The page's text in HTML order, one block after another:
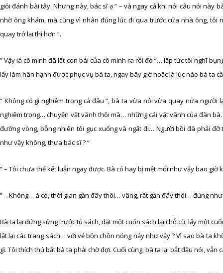
giỏi đánh bài tây. Nhưng này, bác sĩ ạ ” – và ngay cả khi nói câu nói này
nhờ ông khám, mà cũng vì nhân đúng lúc đi qua trước cửa nhà ông,
quay trở lại thì hơn “.
” Vậy là cô mình đã lật con bài của cô mình ra rồi đó “… lập tức tôi nghĩ
lấy làm hân hạnh được phục vụ bà ta, ngay bây giờ hoặc là lúc nào bà ta
” Không có gì nghiêm trọng cả đâu “, bà ta vừa nói vừa quay nửa
nghiêm trọng… chuyện vặt vãnh thôi mà… những cái vặt vãnh của đàn
đường vòng, bỗng nhiên tôi gục xuống và ngất đi… Người bồi đã phải
như vậy không, thưa bác sĩ ? “
” – Tôi chưa thể kết luận ngay được. Bà có hay bị mệt mỏi như vậy bao giờ
” – Không… à có, thời gian gần đây thôi… vâng, rất gần đây thôi… đúng
Bà ta lại đứng sững trước tủ sách, đặt một cuốn sách lại chỗ cũ, lấy một
lật lại các trang sách… với vẻ bồn chồn nóng nảy như vậy ? Vì sao bà ta
gì. Tôi thích thú bắt bà ta phải chờ đợi. Cuối cùng, bà ta lại bắt đầu nói,